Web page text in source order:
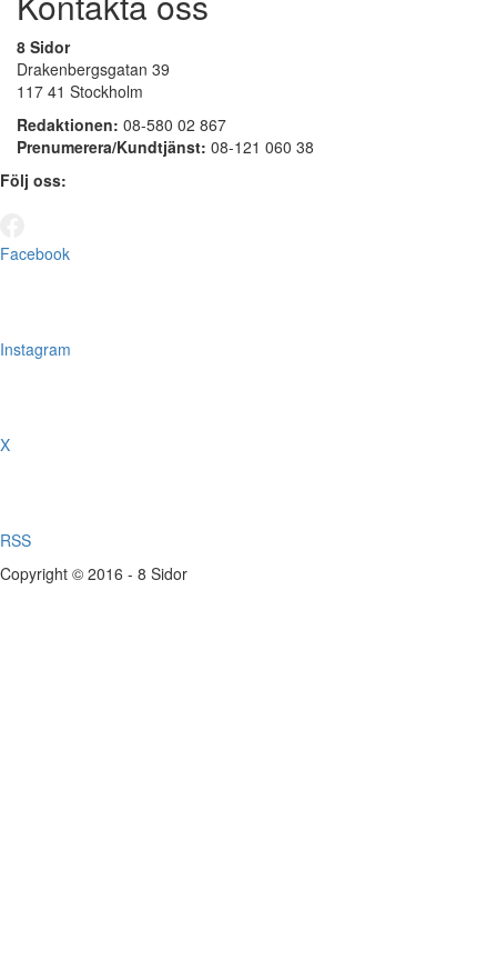
8 Sidor
Drakenbergsgatan 39
117 41 Stockholm
Redaktionen: 08-580 02 867
Prenumerera/Kundtjänst: 08-121 060 38
Följ oss:
Facebook
Instagram
X
RSS
Copyright © 2016 - 8 Sidor